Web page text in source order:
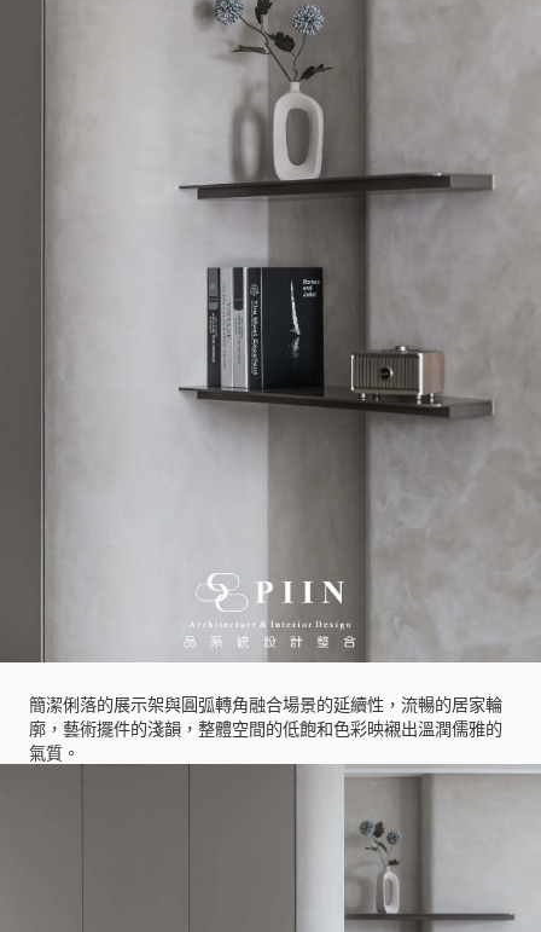
簡潔俐落的展示架與圓弧轉角融合場景的延續性，流暢的居家輪
廓，藝術擺件的淺韻，整體空間的低飽和色彩映襯出溫潤儒雅的
氣質。